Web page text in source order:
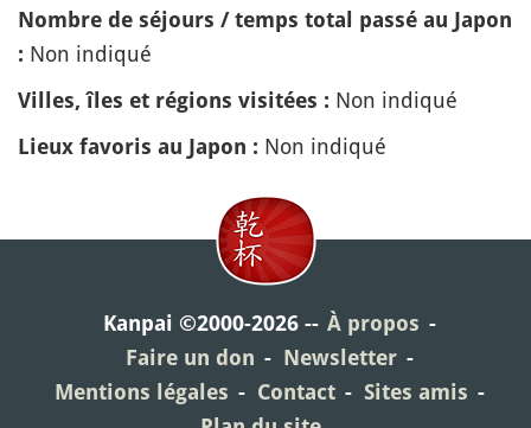
Nombre de séjours / temps total passé au Japon
: Non indiqué
Villes, îles et régions visitées : Non indiqué
Lieux favoris au Japon : Non indiqué
Kanpai ©2000-2026
À propos
Faire un don
Newsletter
Mentions légales
Contact
Sites amis